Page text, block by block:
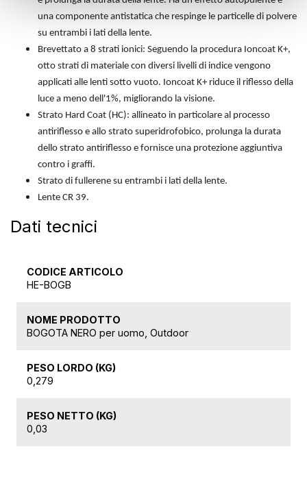
una componente antistatica che respinge le particelle di polvere
su entrambi i lati della lente.
Brevettato a 8 strati ionici: Seguendo la procedura Ioncoat K+,
otto strati di materiale con diversi livelli di indice vengono
applicati alle lenti sotto vuoto. Ioncoat K+ riduce il riflesso della
luce a meno dell'1%, migliorando la visione.
Strato Hard Coat (HC): allineato in particolare al processo
antiriflesso e allo strato superidrofobico, prolunga la durata
dello strato antiriflesso e fornisce una protezione aggiuntiva
contro i graffi.
Strato di fullerene su entrambi i lati della lente.
Lente CR 39.
Dati tecnici
CODICE ARTICOLO
HE-BOGB
NOME PRODOTTO
BOGOTA NERO per uomo, Outdoor
PESO LORDO (KG)
0,279
PESO NETTO (KG)
0,03